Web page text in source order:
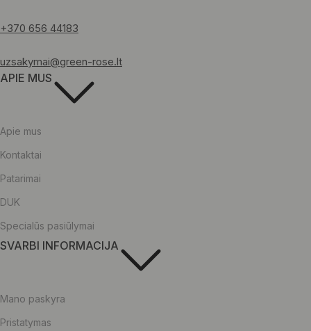
+370 656 44183
uzsakymai@green-rose.lt
APIE MUS
Apie mus
Kontaktai
Patarimai
DUK
Specialūs pasiūlymai
SVARBI INFORMACIJA
Mano paskyra
Pristatymas